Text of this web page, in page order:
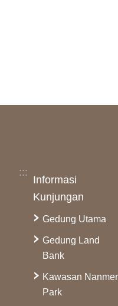
:::
Informasi
Kunjungan
Gedung Utama
Gedung Land
Bank
Kawasan
Park